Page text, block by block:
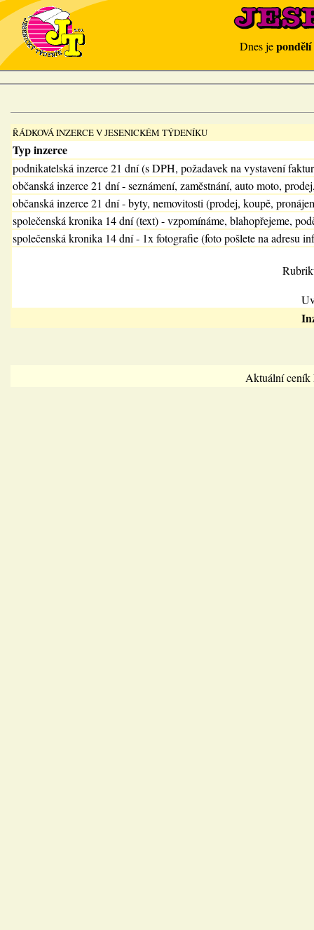
Dnes jepondělí
ŘÁDKOVÁ INZERCE V JESENICKÉM TÝDENÍKU
Typ inzerce
podnikatelská inzerce 21 dní (s DPH, požadavek na vystavení
občanská inzerce 21 dní - seznámení, zaměstnání, auto moto,
občanská inzerce 21 dní - byty, nemovitosti (prodej, koupě,
společenská kronika 14 dní (text) - vzpomínáme, blahopřejeme,
společenská kronika 14 dní - 1x fotografie (foto pošlete na adresu
Aktuální ceník